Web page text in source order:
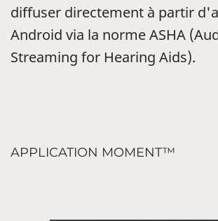
diffuser directement à partir
Android via la norme ASHA
Streaming for Hearing Aids).
APPLICATION MOMENT™